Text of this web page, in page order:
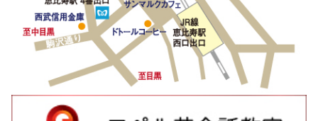
ソーシャルメディア公式アカウント
立木奨学金
価値創造の取り組み
DX（デジタル変革）
DXビジョン・DX戦略
よくあるご質問
免責事項
IRお問合せ
日本語教育事業 採用
介護事業 採用